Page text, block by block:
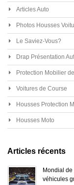
Articles Auto
Photos Housses
Le Saviez-Vous?
Drap Présentation
Protection Mobilier
Voitures de Course
Housses Protection
Housses Moto
Articles récents
Mondial
véhicules